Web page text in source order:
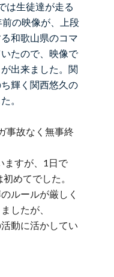
は生徒達が走る
の映像が、上段
和歌山県のコマ
たので、映像で
出来ました。関
輝く関西悠久の
。
事故なく無事終
ますが、1日で
めてでした。
ルールが厳しく
したが、
動に活かしてい